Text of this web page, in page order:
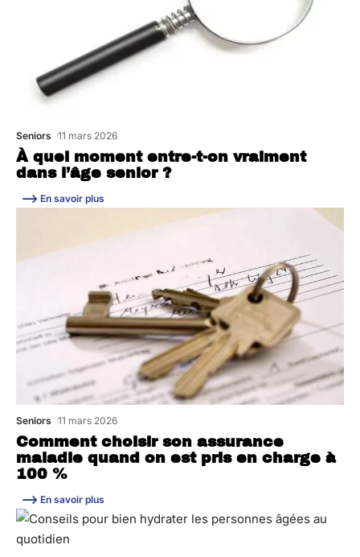
À quel moment entre-t-on vraiment
dans l’âge senior ?
Seniors 11 mars 2026
En savoir plus
Comment choisir son assurance
maladie quand on est pris en charge à
100 %
Seniors 11 mars 2026
En savoir plus